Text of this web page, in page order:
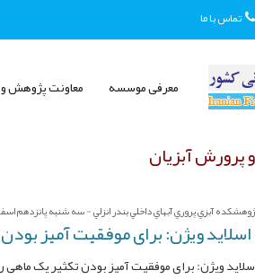
تماس با ما
معرفی موسسه معاونت پژوهش
پرورش آبزیان
آبزي پروري آبهاي داخلي بندر انزلي - سه شنبه پانزدهم اسفند
اسلاید ویژن: برای موفقیت آمیز
ویژن: برای موفقیت آمیز بودن تکثیر یک